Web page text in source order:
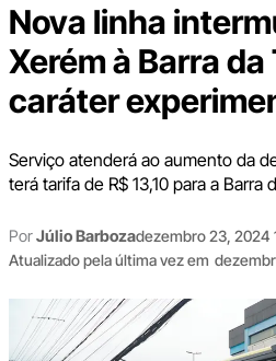
Nova linha
Xerém à Barra
caráter
Serviço atenderá ao aumento da
terá tarifa de R$ 13,10 para a Barra
PorJúlio Barbozadezembro 23, 2024
Atualizado pela última vez em